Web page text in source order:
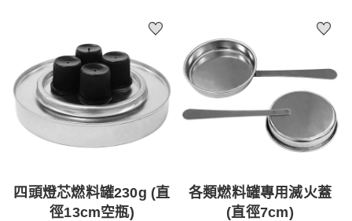
四頭燈芯燃料罐230g (直
徑13cm空瓶)
各類燃料罐專用滅火蓋
(直徑7cm)